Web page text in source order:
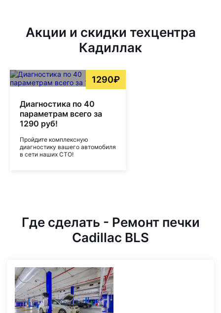
Акции и скидки техцентра
Кадиллак
1290₽
Диагностика по 40
параметрам всего за
1290 руб!
Пройдите комплексную
диагностику вашего автомобиля
в сети наших СТО!
Где сделать - Ремонт печки
Cadillac BLS